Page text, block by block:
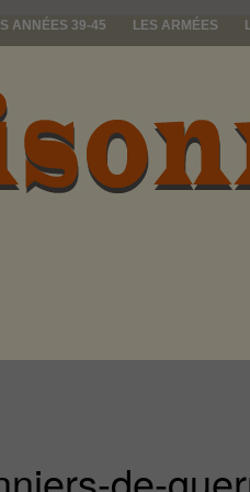
ANNÉES 39-45 LES ARMÉES